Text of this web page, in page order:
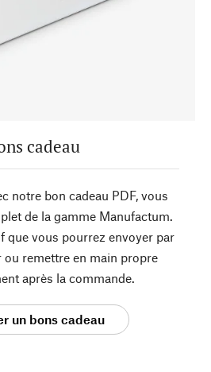
cadeau
notre bon cadeau PDF, vous
de la gamme Manufactum.
que vous pourrez envoyer par
remettre en main propre
après la commande.
un bons cadeau